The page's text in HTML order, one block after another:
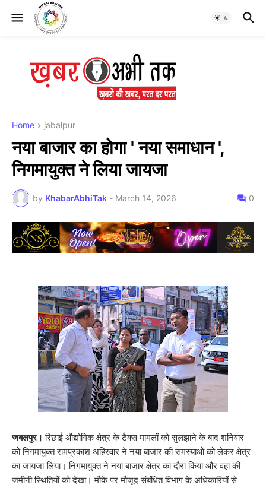
Home jabalpur
नया बाजार का होगा ' नया समाधान ',
निगमायुक्त ने लिया जायजा
by KhabarAbhiTak - March 14, 2026 0
जबलपुर। रिछाई औद्योगिक क्षेत्र के टैक्स मामलों को सुलझाने के बाद शनिवार
को निगमायुक्त रामप्रकाश अहिरवार ने नया बाजार की समस्याओं को लेकर क्षेत्र
का जायजा लिया। निगमायुक्त ने नया बाजार क्षेत्र का दौरा किया और वहां की
जमीनी स्थितियों को देखा। मौके पर मौजूद संबंधित विभाग के अधिकारियों से